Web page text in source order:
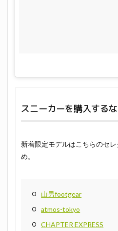
スニーカーを購入する
新着限定モデルはこちらのセ
め。
山男footgear
atmos-tokyo
CHAPTER EXPRESS